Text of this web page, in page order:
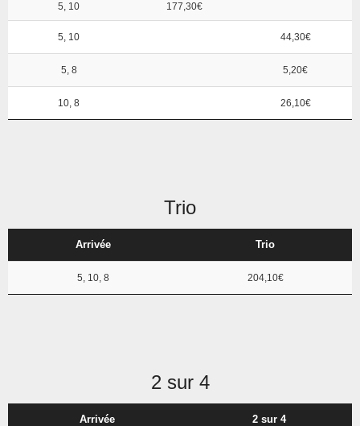
5, 10 177,30€
5, 10 44,30€
5, 8 5,20€
10, 8 26,10€
Trio
Arrivée Trio
5, 10, 8 204,10€
2 sur 4
Arrivée 2 sur 4